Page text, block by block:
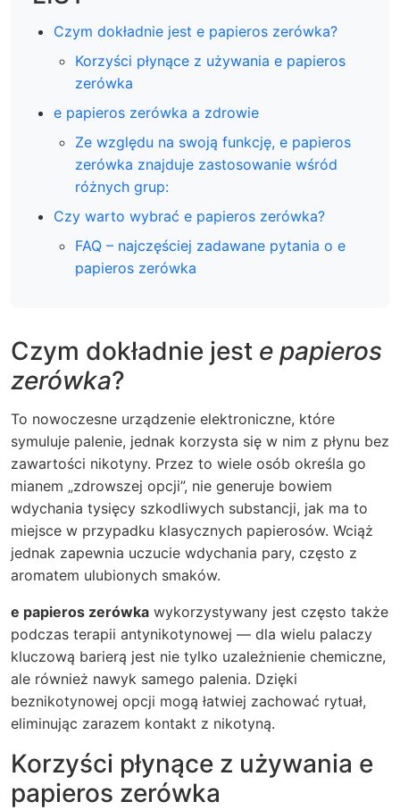
Czym dokładnie jest e papieros zerówka?
Korzyści płynące z używania e papieros
zerówka
e papieros zerówka a zdrowie
Ze względu na swoją funkcję, e papieros
zerówka znajduje zastosowanie wśród
różnych grup:
Czy warto wybrać e papieros zerówka?
FAQ – najczęściej zadawane pytania o e
papieros zerówka
Czym dokładnie jest e papieros
zerówka?
To nowoczesne urządzenie elektroniczne, które
symuluje palenie, jednak korzysta się w nim z płynu bez
zawartości nikotyny. Przez to wiele osób określa go
mianem „zdrowszej opcji”, nie generuje bowiem
wdychania tysięcy szkodliwych substancji, jak ma to
miejsce w przypadku klasycznych papierosów. Wciąż
jednak zapewnia uczucie wdychania pary, często z
aromatem ulubionych smaków.
e papieros zerówka wykorzystywany jest często także
podczas terapii antynikotynowej — dla wielu palaczy
kluczową barierą jest nie tylko uzależnienie chemiczne,
ale również nawyk samego palenia. Dzięki
beznikotynowej opcji mogą łatwiej zachować rytuał,
eliminując zarazem kontakt z nikotyną.
Korzyści płynące z używania e
papieros zerówka